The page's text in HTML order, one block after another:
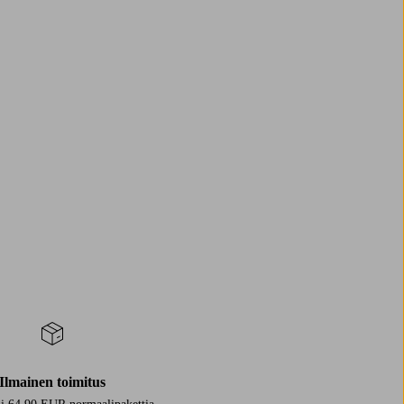
Ilmainen toimitus